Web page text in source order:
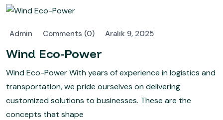
Admin Comments (0) Aralık 9, 2025
Wind Eco-Power
Wind Eco-Power With years of experience in logistics and
transportation, we pride ourselves on delivering
customized solutions to businesses. These are the
concepts that shape